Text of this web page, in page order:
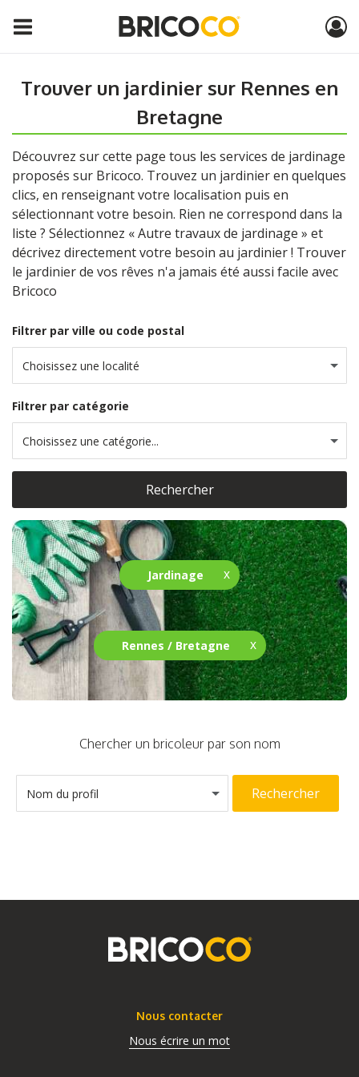
Jardinage
Rennes / Bretagne
Trouver un jardinier sur Rennes en
Bretagne
Découvrez sur cette page tous les services de jardinage
proposés sur Bricoco. Trouvez un jardinier en quelques
clics, en renseignant votre localisation puis en
sélectionnant votre besoin. Rien ne correspond dans la
liste ? Sélectionnez « Autre travaux de jardinage » et
décrivez directement votre besoin au jardinier ! Trouver
le jardinier de vos rêves n'a jamais été aussi facile avec
Bricoco
Filtrer par ville ou code postal
Choisissez une localité
Filtrer par catégorie
Choisissez une catégorie...
Rechercher
Chercher un bricoleur par son nom
Nom du profil Rechercher
Nous contacter
Nous écrire un mot